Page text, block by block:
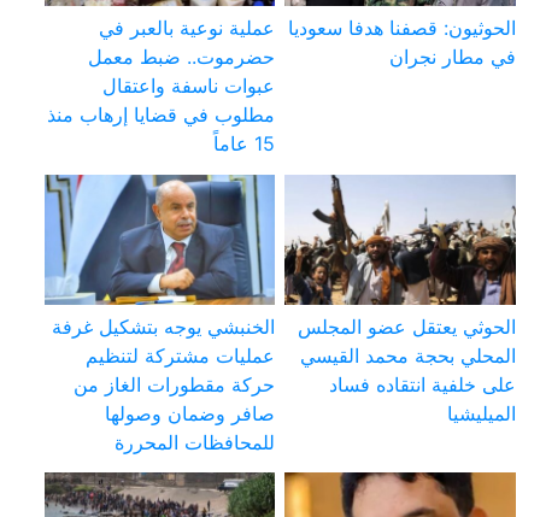
الحوثيون: قصفنا هدفا سعوديا
في مطار نجران
عملية نوعية بالعبر في
حضرموت.. ضبط معمل
عبوات ناسفة واعتقال
مطلوب في قضايا إرهاب منذ
15 عاماً
الحوثي يعتقل عضو المجلس
المحلي بحجة محمد القيسي
على خلفية انتقاده فساد
الميليشيا
الخنبشي يوجه بتشكيل غرفة
عمليات مشتركة لتنظيم
حركة مقطورات الغاز من
صافر وضمان وصولها
للمحافظات المحررة